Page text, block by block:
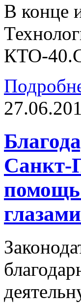
В конце
КТО-
Санкт-
помощь